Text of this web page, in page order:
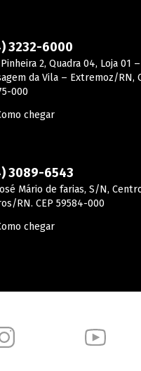
3232-6000
2, Quadra 04, Loja 01 –
da Vila – Extremoz/RN,
000
chegar
3089-6543
Mário de farias, S/N,
RN. CEP 59584-000
chegar